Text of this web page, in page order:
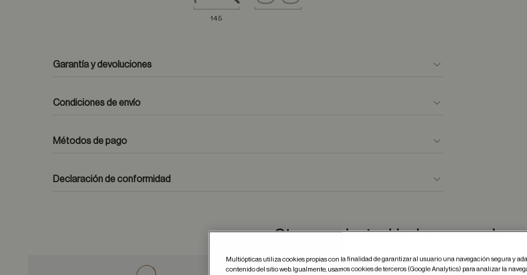
145
Garantía y devoluciones
formulario de contacto
Condiciones de envío
Métodos de pago
Declaración de conformidad
Otros usuarios tambien han comprado
Multiópticas utiliza cookies propias con la finalidad de garantizar al usuario una navegación segura y
contenido del sitio web. Igualmente, usamos cookies de terceros (Google Analytics) para analizar la